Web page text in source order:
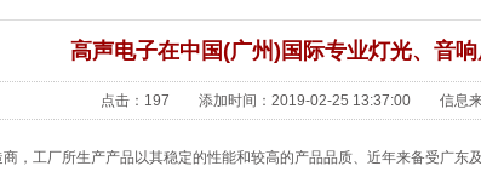
高声电子在中国(广州)国际专业灯光、音
点击：197 添加时间：2019-02-25 13:37:00 信息来
，工厂所生产产品以其稳定的性能和较高的产品品质、近年来备受广